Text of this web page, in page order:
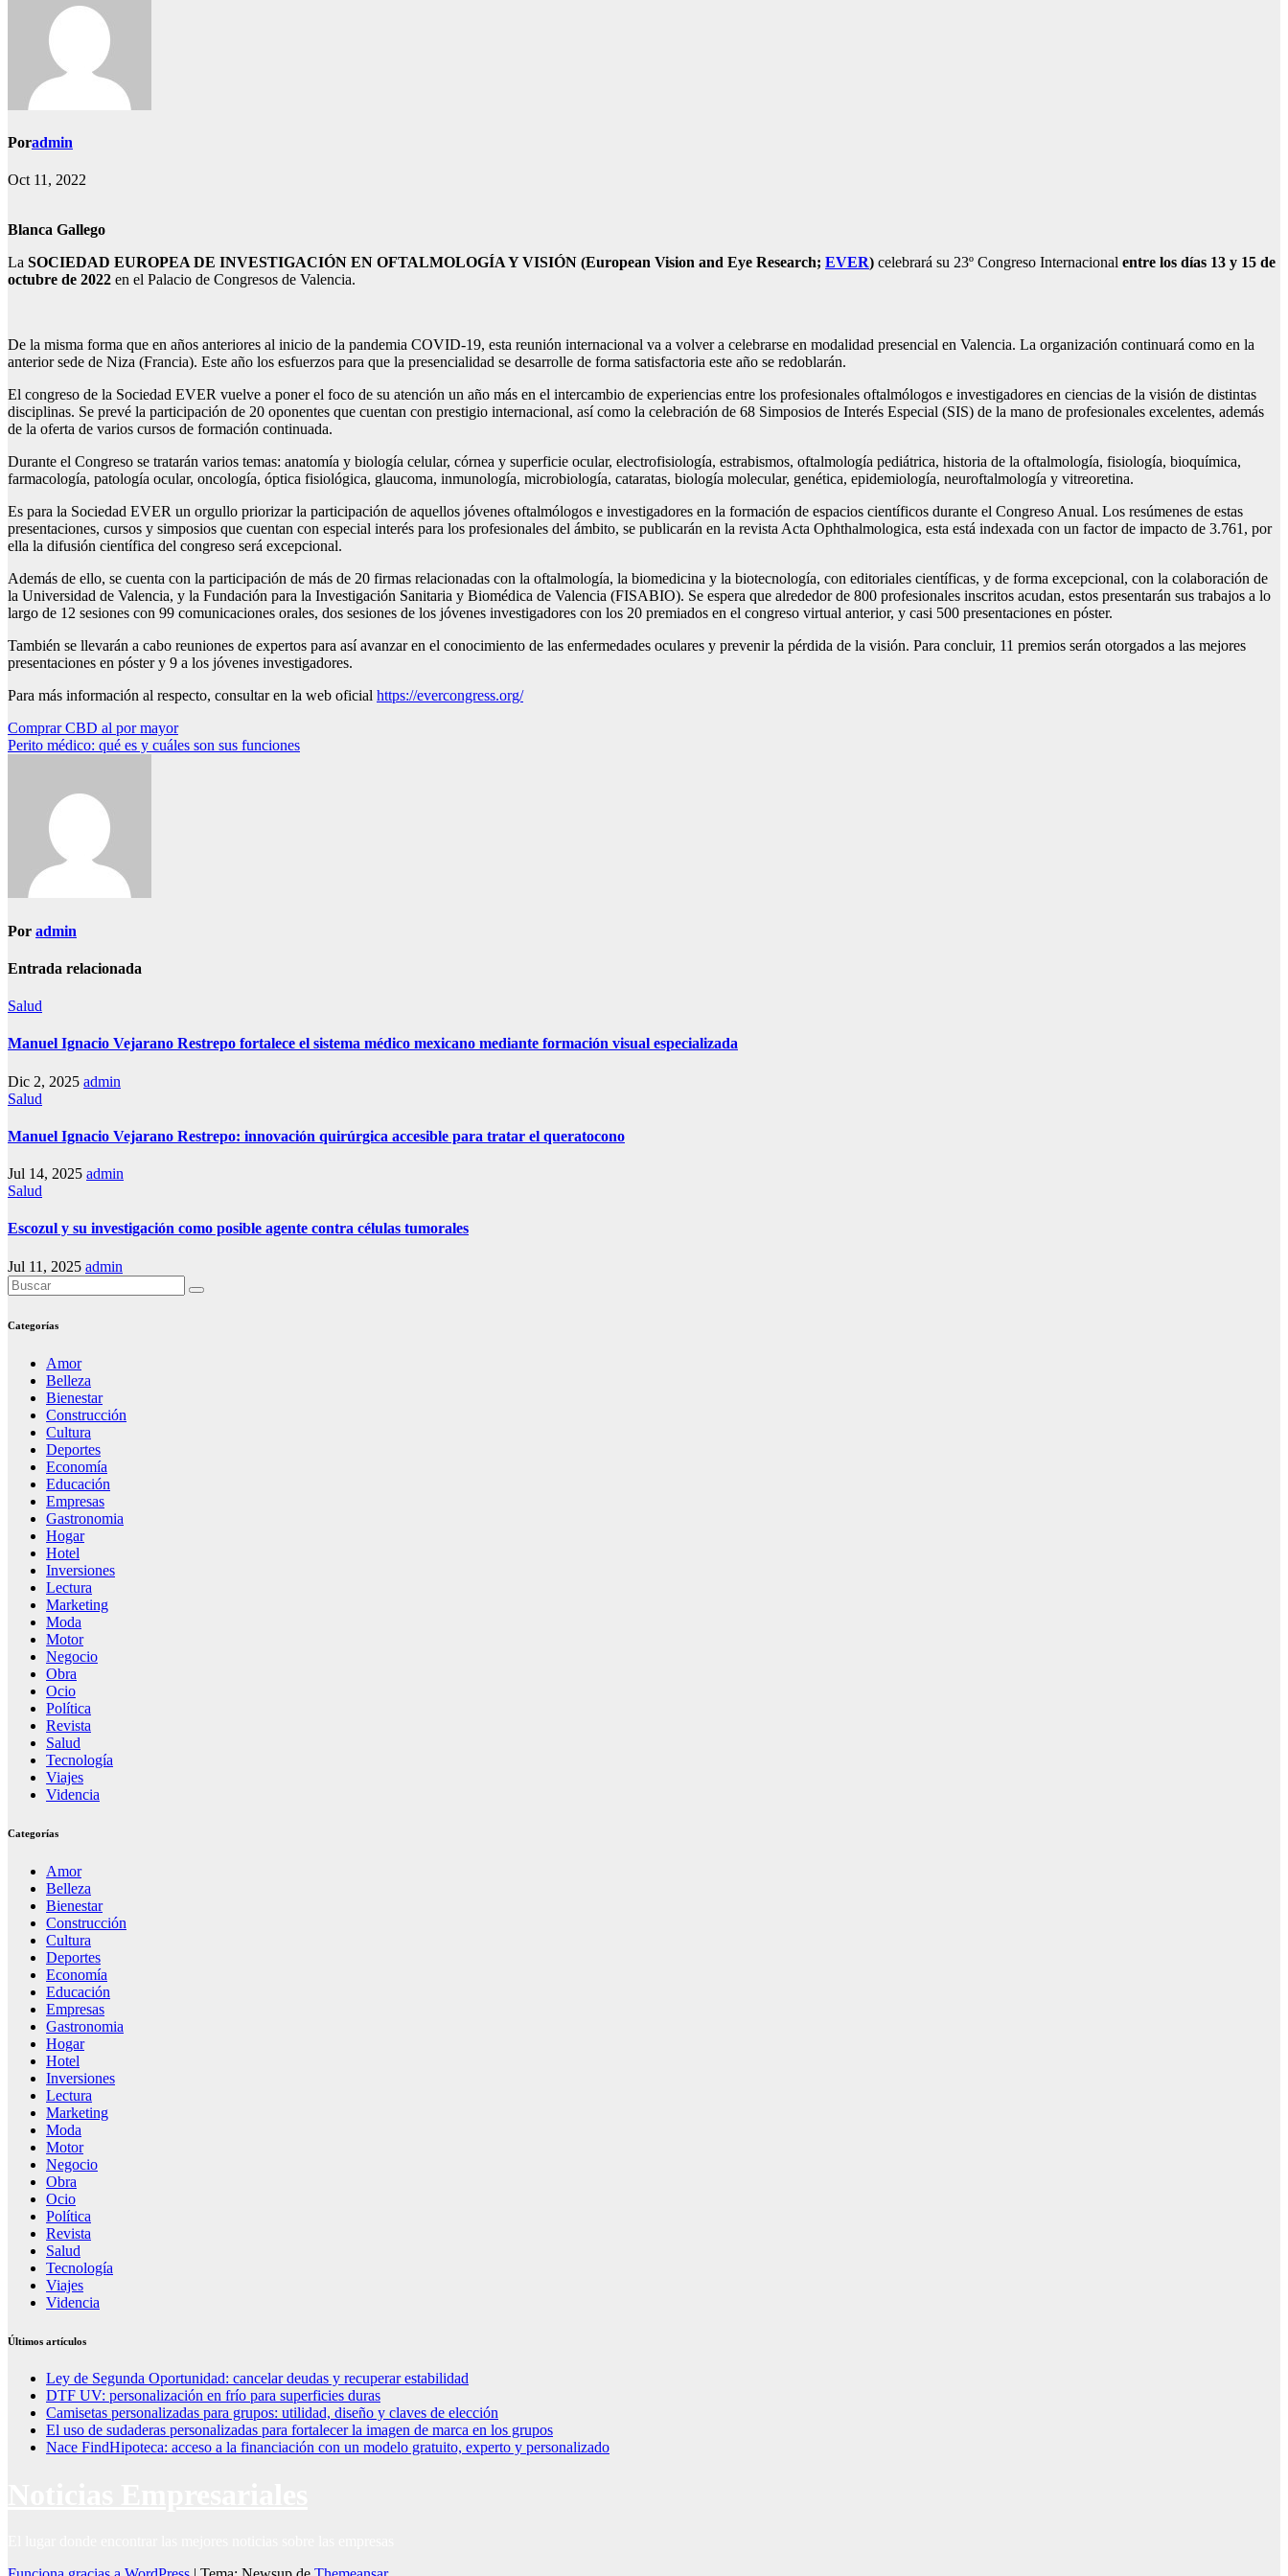
Poradmin
Oct 11, 2022
Blanca Gallego
La SOCIEDAD EUROPEA DE INVESTIGACIÓN EN OFTALMOLOGÍA Y VISIÓN (European Vision and Eye Research; EVER) celebrará su 23º Congreso Internacional entre los días 13 y 15 de
octubre de 2022 en el Palacio de Congresos de Valencia.
De la misma forma que en años anteriores al inicio de la pandemia COVID-19, esta reunión internacional va a volver a celebrarse en modalidad presencial en Valencia. La organización continuará como en la
anterior sede de Niza (Francia). Este año los esfuerzos para que la presencialidad se desarrolle de forma satisfactoria este año se redoblarán.
El congreso de la Sociedad EVER vuelve a poner el foco de su atención un año más en el intercambio de experiencias entre los profesionales oftalmólogos e investigadores en ciencias de la visión de distintas
disciplinas. Se prevé la participación de 20 oponentes que cuentan con prestigio internacional, así como la celebración de 68 Simposios de Interés Especial (SIS) de la mano de profesionales excelentes, además
de la oferta de varios cursos de formación continuada.
Durante el Congreso se tratarán varios temas: anatomía y biología celular, córnea y superficie ocular, electrofisiología, estrabismos, oftalmología pediátrica, historia de la oftalmología, fisiología, bioquímica,
farmacología, patología ocular, oncología, óptica fisiológica, glaucoma, inmunología, microbiología, cataratas, biología molecular, genética, epidemiología, neuroftalmología y vitreoretina.
Es para la Sociedad EVER un orgullo priorizar la participación de aquellos jóvenes oftalmólogos e investigadores en la formación de espacios científicos durante el Congreso Anual. Los resúmenes de estas
presentaciones, cursos y simposios que cuentan con especial interés para los profesionales del ámbito, se publicarán en la revista Acta Ophthalmologica, esta está indexada con un factor de impacto de 3.761, por
ella la difusión científica del congreso será excepcional.
Además de ello, se cuenta con la participación de más de 20 firmas relacionadas con la oftalmología, la biomedicina y la biotecnología, con editoriales científicas, y de forma excepcional, con la colaboración de
la Universidad de Valencia, y la Fundación para la Investigación Sanitaria y Biomédica de Valencia (FISABIO). Se espera que alrededor de 800 profesionales inscritos acudan, estos presentarán sus trabajos a lo
largo de 12 sesiones con 99 comunicaciones orales, dos sesiones de los jóvenes investigadores con los 20 premiados en el congreso virtual anterior, y casi 500 presentaciones en póster.
También se llevarán a cabo reuniones de expertos para así avanzar en el conocimiento de las enfermedades oculares y prevenir la pérdida de la visión. Para concluir, 11 premios serán otorgados a las mejores
presentaciones en póster y 9 a los jóvenes investigadores.
Para más información al respecto, consultar en la web oficial https://evercongress.org/
Navegación
de
Comprar CBD al por mayor
Perito médico: qué es y cuáles son sus funciones
Por admin
Entrada relacionada
Salud
Manuel Ignacio Vejarano Restrepo fortalece el sistema médico mexicano mediante formación visual especializada
Dic 2, 2025 admin
Salud
Manuel Ignacio Vejarano Restrepo: innovación quirúrgica accesible para tratar el queratocono
Jul 14, 2025 admin
Salud
Escozul y su investigación como posible agente contra células tumorales
Jul 11, 2025 admin
Categorías
Amor
Belleza
Bienestar
Construcción
Cultura
Deportes
Economía
Educación
Empresas
Gastronomia
Hogar
Hotel
Inversiones
Lectura
Marketing
Moda
Motor
Negocio
Obra
Ocio
Política
Revista
Salud
Tecnología
Viajes
Videncia
Categorías
Amor
Belleza
Bienestar
Construcción
Cultura
Deportes
Economía
Educación
Empresas
Gastronomia
Hogar
Hotel
Inversiones
Lectura
Marketing
Moda
Motor
Negocio
Obra
Ocio
Política
Revista
Salud
Tecnología
Viajes
Videncia
Últimos artículos
Ley de Segunda Oportunidad: cancelar deudas y recuperar estabilidad
DTF UV: personalización en frío para superficies duras
Camisetas personalizadas para grupos: utilidad, diseño y claves de elección
El uso de sudaderas personalizadas para fortalecer la imagen de marca en los grupos
Nace FindHipoteca: acceso a la financiación con un modelo gratuito, experto y personalizado